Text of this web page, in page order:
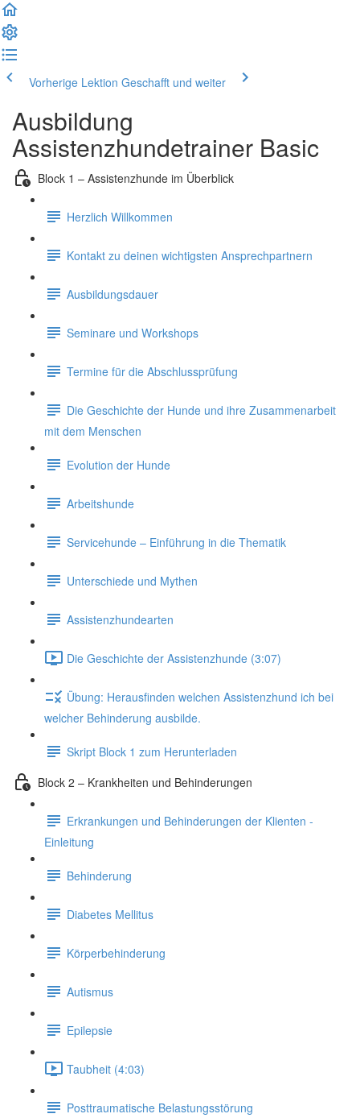
Vorherige Lektion Geschafft und weiter
Ausbildung
Assistenzhundetrainer Basic
Block 1 – Assistenzhunde im Überblick
Herzlich Willkommen
Kontakt zu deinen wichtigsten Ansprechpartnern
Ausbildungsdauer
Seminare und Workshops
Termine für die Abschlussprüfung
Die Geschichte der Hunde und ihre Zusammenarbeit
mit dem Menschen
Evolution der Hunde
Arbeitshunde
Servicehunde – Einführung in die Thematik
Unterschiede und Mythen
Assistenzhundearten
Die Geschichte der Assistenzhunde (3:07)
Übung: Herausfinden welchen Assistenzhund ich bei
welcher Behinderung ausbilde.
Skript Block 1 zum Herunterladen
Block 2 – Krankheiten und Behinderungen
Erkrankungen und Behinderungen der Klienten -
Einleitung
Behinderung
Diabetes Mellitus
Körperbehinderung
Autismus
Epilepsie
Taubheit (4:03)
Posttraumatische Belastungsstörung